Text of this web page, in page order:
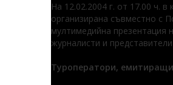
На 12.02.2004 г. от 17.00 ч.
организирана съвместно с
мултимедийна презентация
журналисти и
Туроператори,